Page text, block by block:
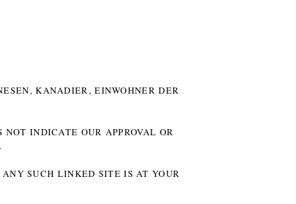
KANADIER, EINWOHNER DER P
INDICATE OUR APPROVAL OR
SUCH LINKED SITE IS AT YOUR